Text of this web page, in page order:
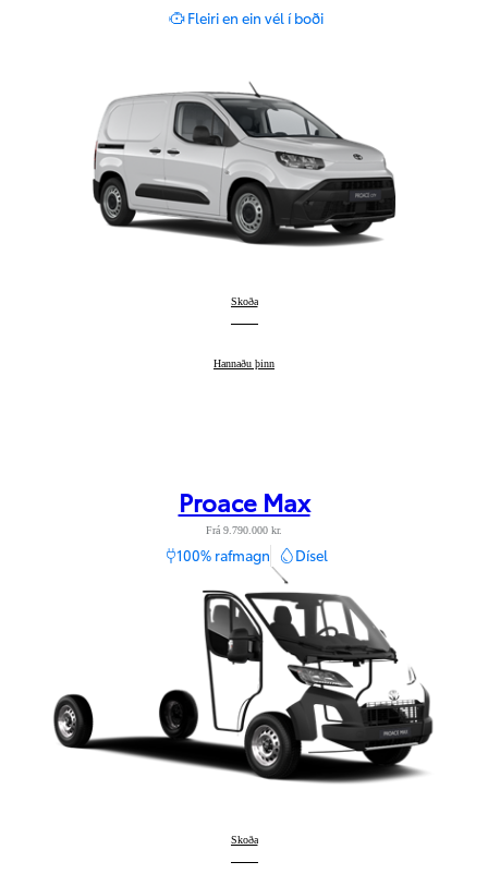
Fleiri en ein vél í boði
Proace City
Skoða
Proace City:
Hannaðu þinn
Proace Max
Frá 9.790.000 kr.
100% rafmagn Dísel
Proace Max
Skoða